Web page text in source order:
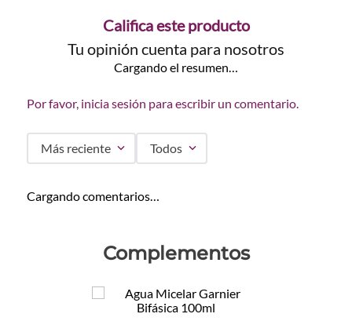
Califica este producto
Tu opinión cuenta para nosotros
Cargando el resumen…
Por favor, inicia sesión para escribir un comentario.
Más reciente Todos
Cargando comentarios…
Complementos